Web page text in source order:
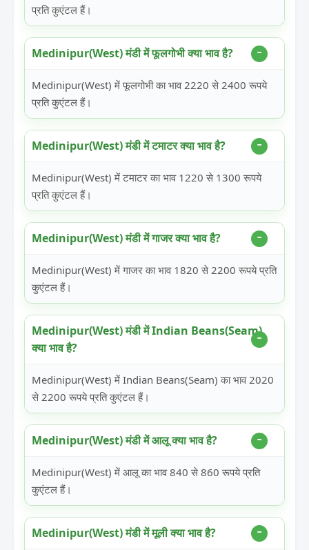
प्रति कुएंटल हैं।
Medinipur(West) मंडी में फूलगोभी क्या भाव है?
Medinipur(West) में फूलगोभी का भाव 2220 से 2400 रूपये
प्रति कुएंटल हैं।
Medinipur(West) मंडी में टमाटर क्या भाव है?
Medinipur(West) में टमाटर का भाव 1220 से 1300 रूपये
प्रति कुएंटल हैं।
Medinipur(West) मंडी में गाजर क्या भाव है?
Medinipur(West) में गाजर का भाव 1820 से 2200 रूपये प्रति
कुएंटल हैं।
Medinipur(West) मंडी में Indian Beans(Seam)
क्या भाव है?
Medinipur(West) में Indian Beans(Seam) का भाव 2020
से 2200 रूपये प्रति कुएंटल हैं।
Medinipur(West) मंडी में आलू क्या भाव है?
Medinipur(West) में आलू का भाव 840 से 860 रूपये प्रति
कुएंटल हैं।
Medinipur(West) मंडी में मूली क्या भाव है?